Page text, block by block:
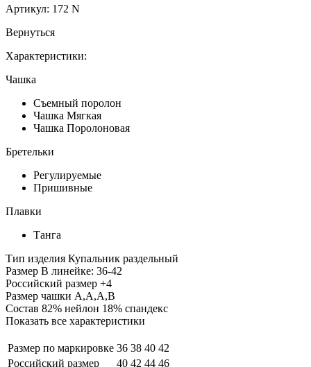
Артикул: 172 N
Вернуться
Характеристики:
Чашка
Съемный поролон
Чашка Мягкая
Чашка Поролоновая
Бретельки
Регулируемые
Пришивные
Плавки
Танга
Тип изделия Купальник раздельный
Размер В линейке: 36-42
Российский размер +4
Размер чашки A,A,A,B
Состав 82% нейлон 18% спандекс
Показать все характеристики
Размер по маркировке 36 38 40 42
Российский размер
40 42 44 46